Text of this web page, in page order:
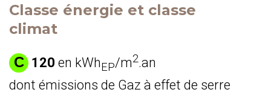
Classe énergie et classe
climat
C 120 en kWhEP/m2.an
dont émissions de Gaz à effet de serre